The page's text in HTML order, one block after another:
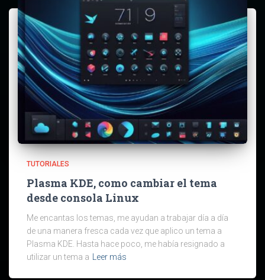
TUTORIALES
Plasma KDE, como cambiar el tema
desde consola Linux
Me encantas los temas, me ayudan a trabajar día a día
de una manera fresca cada vez que aplico un tema a
Plasma KDE. Hasta hace poco, me había resignado a
utilizar un tema a
Leer más